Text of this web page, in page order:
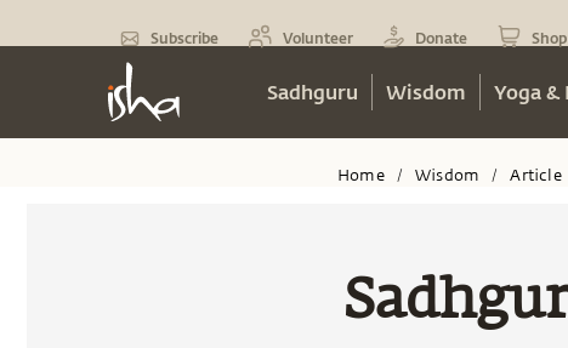
Subscribe Volunteer Donate Shop
Sadhguru Wisdom Yoga
Home / Wisdom / Article